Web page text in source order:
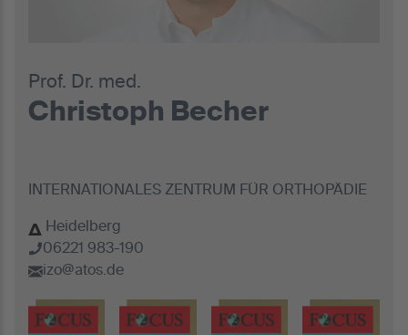
Prof. Dr. med.
Christoph Becher
INTERNATIONALES ZENTRUM FÜR ORTHOPÄDIE
Heidelberg
06221 983-190
izo@atos.de